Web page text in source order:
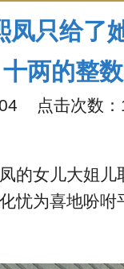
却不凑个十
凤只给了
十两的整
点击次数：
的女儿大姐
忧为喜地吩